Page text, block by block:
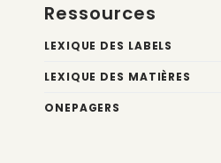
Ressources
LEXIQUE DES LABELS
LEXIQUE DES MATIÈRES
ONEPAGERS